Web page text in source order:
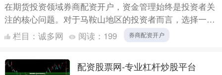
在期货投资领域券商配资开户，资金管理始终是投资者关
注的核心问题。对于马鞍山地区的投资者而言，选择一家
正规、低息的期货配资平台，不仅能有效放大资金使用效
率，更能为....
栏目： 诚多网 阅读： 199 券商配资开户
配资股票网-专业杠杆炒股平台